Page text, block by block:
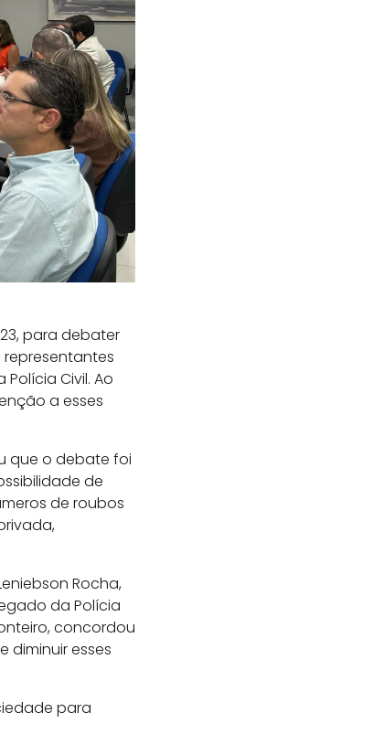
para debater
Civil. Ao
a esses
que o debate foi
de
de roubos
Rocha,
da Polícia
concordou
diminuir esses
para